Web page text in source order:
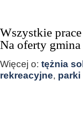
Wszystkie
Na oferty gmina
Więcej o: tężnia
rekreacyjne, parki